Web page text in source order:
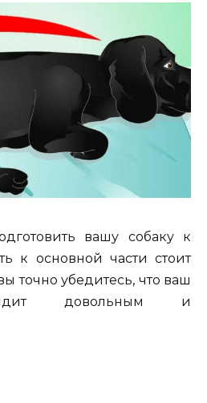
вашу собаку к
к основной части стоит
точно убедитесь, что ваш
довольным и